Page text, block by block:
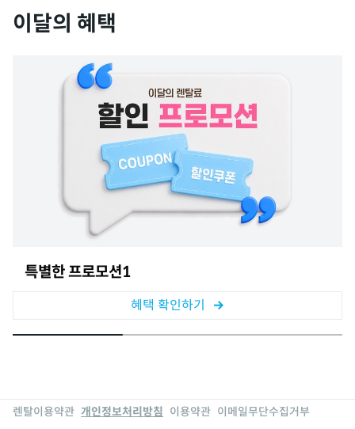
이달의 혜택
특별한 프로모션1
혜택 확인하기
렌탈이용약관 개인정보처리방침 이용약관 이메일무단수집거부